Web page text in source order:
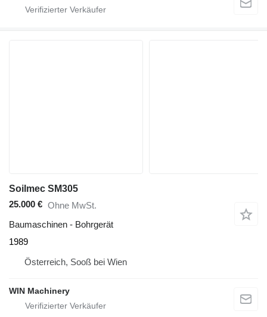
Soilmec SM305
25.000 € Ohne MwSt.
Baumaschinen - Bohrgerät
1989
Österreich, Sooß bei Wien
WIN Machinery